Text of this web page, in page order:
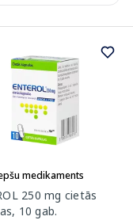
medikaments
250 mg cietās
10 gab.